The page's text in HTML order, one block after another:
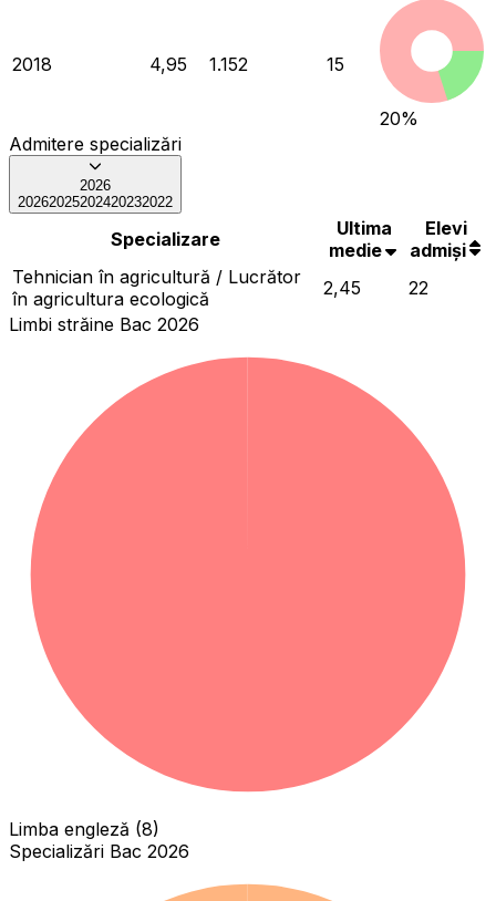
2018 4,95 1.152 15
20%
Admitere specializări
2026
20262025202420232022
Specializare
Ultima
medie
Elevi
admiși
Tehnician în agricultură / Lucrător
în agricultura ecologică
2,45
22
Limbi străine Bac 2026
Limba engleză (8)
Specializări Bac 2026